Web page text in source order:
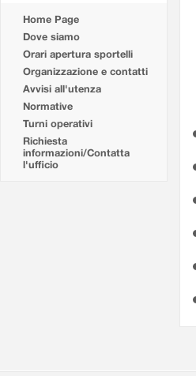
Home Page
Dove siamo
Orari apertura sportelli
Organizzazione e contatti
Avvisi all'utenza
Normative
Turni operativi
Richiesta
informazioni/Contatta
l'ufficio